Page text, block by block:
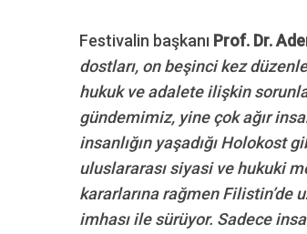
Festivalin başkanı Prof. Dr.
dostları, on beşinci kez
hukuk ve adalete ilişkin
gündemimiz, yine çok ağır
insanlığın yaşadığı Holokost
uluslararası siyasi ve hukuki
kararlarına rağmen Filistin’de
imhası ile sürüyor. Sadece